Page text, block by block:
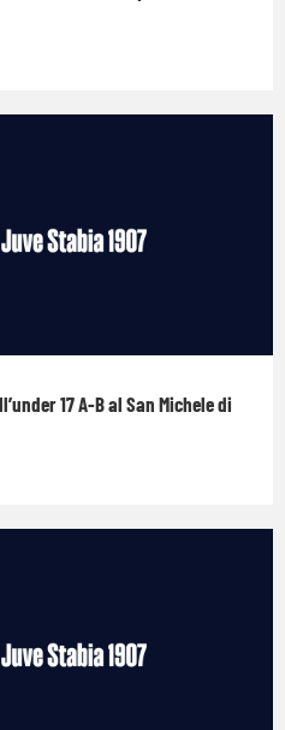
17 A-B al San Michele di